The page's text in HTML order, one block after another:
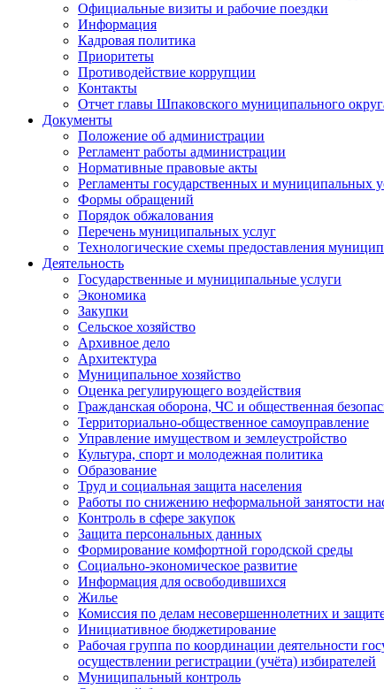
Официальные визиты и рабочие поездки
Информация
Кадровая политика
Приоритеты
Противодействие коррупции
Контакты
Отчет главы Шпаковского муниципального
Документы
Положение об администрации
Регламент работы администрации
Нормативные правовые акты
Регламенты государственных и муниципальных
Формы обращений
Порядок обжалования
Перечень муниципальных услуг
Технологические схемы предоставления
Деятельность
Государственные и муниципальные услуги
Экономика
Закупки
Сельское хозяйство
Архивное дело
Архитектура
Муниципальное хозяйство
Оценка регулирующего воздействия
Гражданская оборона, ЧС и общественная
Территориально-общественное самоуправление
Управление имуществом и землеустройство
Культура, спорт и молодежная политика
Образование
Труд и социальная защита населения
Работы по снижению неформальной занятости
Контроль в сфере закупок
Защита персональных данных
Формирование комфортной городской среды
Социально-экономическое развитие
Информация для освободившихся
Жилье
Комиссия по делам несовершеннолетних и
Инициативное бюджетирование
Рабочая группа по координации деятельности
осуществлении регистрации (учёта) избирателей
Муниципальный контроль